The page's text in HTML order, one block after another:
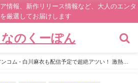
情報、新作リリース情報など、大人のエンタ
を厳選してお届けします
のくーぽん
コム - 白川麻衣も配信予定で超絶アツい！ 激熱！